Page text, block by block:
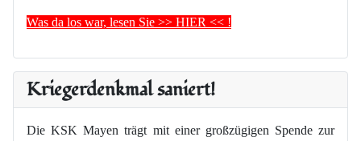
Was da los war, lesen Sie >> HIER << !
Kriegerdenkmal saniert!
Die KSK Mayen trägt mit einer großzügigen Spende zur